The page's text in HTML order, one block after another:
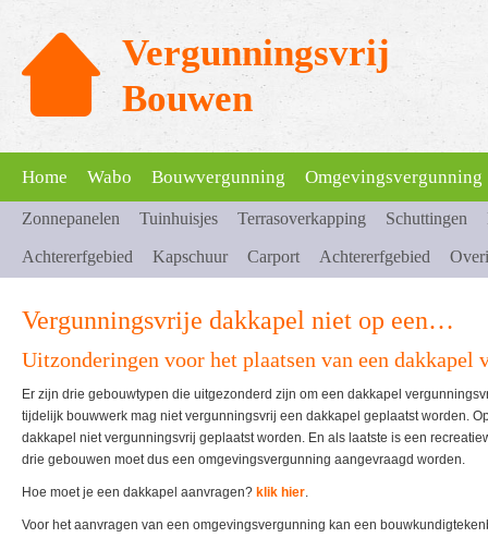
Vergunningsvrij
Bouwen
Home Wabo Bouwvergunning Omgevingsvergunning
Zonnepanelen Tuinhuisjes Terrasoverkapping Schuttingen
Achtererfgebied Kapschuur Carport Achtererfgebied
Vergunningsvrije dakkapel niet op een…
Uitzonderingen voor het plaatsen van een dakkapel
Er zijn drie gebouwtypen die uitgezonderd zijn om een dakkapel
tijdelijk bouwwerk mag niet vergunningsvrij een dakkapel geplaatst worden.
dakkapel niet vergunningsvrij geplaatst worden. En als laatste is een
drie gebouwen moet dus een omgevingsvergunning aangevraagd worden.
Hoe moet je een dakkapel aanvragen? klik hier.
Voor het aanvragen van een omgevingsvergunning kan een